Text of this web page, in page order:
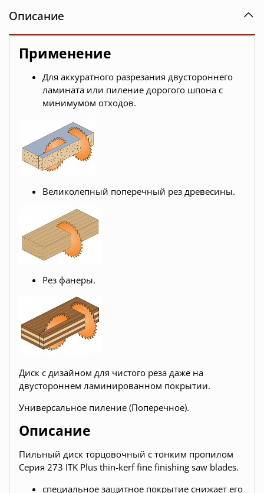
Описание
Применение
Для аккуратного разрезания двустороннего
ламината или пиление дорогого шпона с
минимумом отходов.
Великолепный поперечный рез древесины.
Рез фанеры.
Диск с дизайном для чистого реза даже на
двустороннем ламинированном покрытии.
Универсальное пиление (Поперечное).
Описание
Пильный диск торцовочный с тонким пропилом
Серия 273 ITK Plus thin-kerf fine finishing saw blades.
специальное защитное покрытие снижает его